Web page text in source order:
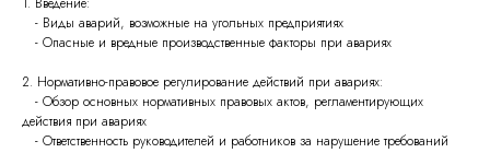
- Виды аварий, возможные на угольных предприятиях
- Опасные и вредные производственные факторы при авариях
2. Нормативно-правовое регулирование действий при авариях:
- Обзор основных нормативных правовых актов, регламентирующих
действия при авариях
- Ответственность руководителей и работников за нарушение требований